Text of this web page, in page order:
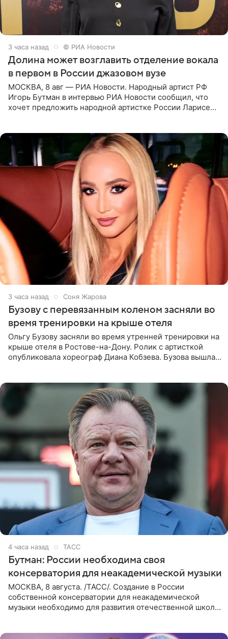
3 часа назад © РИА Новости
Долина может возглавить отделение вокала
в первом в России джазовом вузе
МОСКВА, 8 авг — РИА Новости. Народный артист РФ
Игорь Бутман в интервью РИА Новости сообщил, что
хочет предложить народной артистке России Ларисе
3 часа назад Соня Жарова
Бузову с перевязанным коленом засняли во
время тренировки на крыше отеля
Ольгу Бузову засняли во время утренней тренировки на
крыше отеля в Ростове-на-Дону. Ролик с артисткой
опубликовала хореограф Диана Кобзева. Бузова вышла
4 часа назад ТАСС
Бутман: России необходима своя
консерватория для неакадемической музыки
МОСКВА, 8 августа. /ТАСС/. Создание в России
собственной консерватории для неакадемической
музыки необходимо для развития отечественной школы